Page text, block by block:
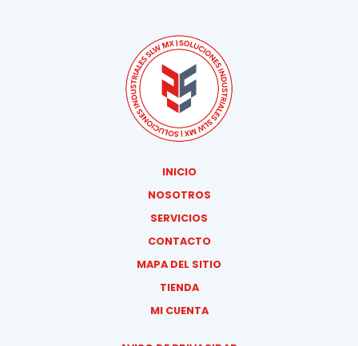
INICIO
NOSOTROS
SERVICIOS
CONTACTO
MAPA DEL SITIO
TIENDA
MI CUENTA